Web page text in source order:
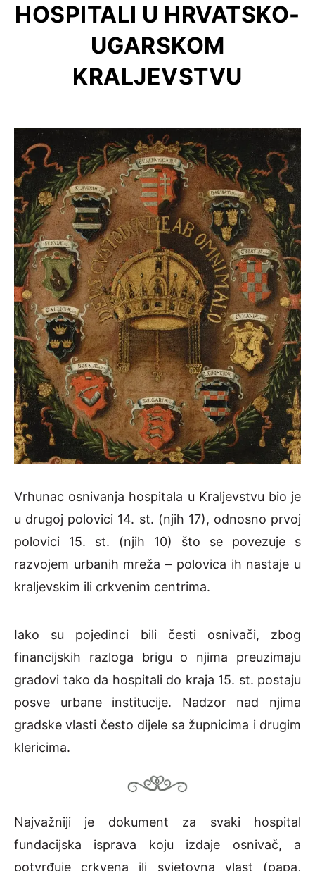
HOSPITALI U HRVATSKO-
UGARSKOM
KRALJEVSTVU
Vrhunac osnivanja hospitala u Kraljevstvu bio je
u drugoj polovici 14. st. (njih 17), odnosno prvoj
polovici 15. st. (njih 10) što se povezuje s
razvojem urbanih mreža – polovica ih nastaje u
kraljevskim ili crkvenim centrima.
Iako su pojedinci bili česti osnivači, zbog
financijskih razloga brigu o njima preuzimaju
gradovi tako da hospitali do kraja 15. st. postaju
posve urbane institucije. Nadzor nad njima
gradske vlasti često dijele sa župnicima i drugim
klericima.
Najvažniji je dokument za svaki hospital
fundacijska isprava koju izdaje osnivač, a
potvrđuje crkvena ili svjetovna vlast (papa,